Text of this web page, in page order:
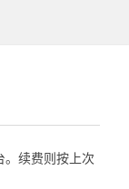
。续费则按上次